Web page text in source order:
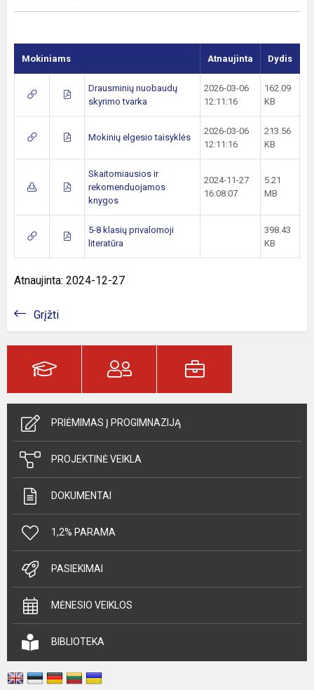
Mokiniams Atnaujinta Dydis
Drausminių nuobaudų
skyrimo tvarka
2026-03-06
12:11:16
162.09
KB
Mokinių elgesio taisyklės
2026-03-06
12:11:16
213.56
KB
Skaitomiausios ir
rekomenduojamos
knygos
2024-11-27
16:08:07
5.21
MB
5-8 klasių privalomoji
literatūra
398.43
KB
Atnaujinta: 2024-12-27
Grįžti
PRIĖMIMAS Į PROGIMNAZIJĄ
PROJEKTINĖ VEIKLA
DOKUMENTAI
1,2% PARAMA
PASIEKIMAI
MĖNESIO VEIKLOS
BIBLIOTEKA